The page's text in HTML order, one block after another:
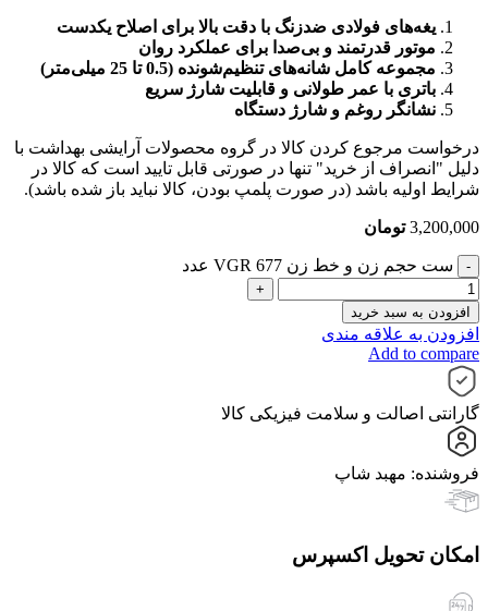
یغه‌های فولادی ضدزنگ با دقت بالا برای اصلاح یکدست
موتور قدرتمند و بی‌صدا برای عملکرد روان
مجموعه کامل شانه‌های تنظیم‌شونده (0.5 تا 25 میلی‌متر)
باتری با عمر طولانی و قابلیت شارژ سریع
نشانگر روغم و شارژ دستگاه
درخواست مرجوع کردن کالا در گروه محصولات آرایشی بهداشت با
دلیل "انصراف از خرید" تنها در صورتی قابل تایید است که کالا در
شرایط اولیه باشد (در صورت پلمپ بودن، کالا نباید باز شده باشد).
3,200,000 تومان
ست حجم زن و خط زن VGR 677 عدد
افزودن به سبد خرید
افزودن به علاقه مندی
Add to compare
گارانتی اصالت و سلامت فیزیکی کالا
فروشنده: مهبد شاپ
امکان تحویل اکسپرس